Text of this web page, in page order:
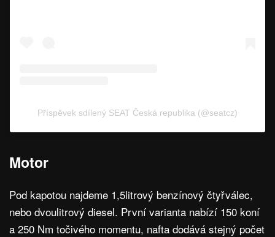
Příspěvek sdílený SEAT Česká republika (@seatcz)
Motor
Pod kapotou najdeme 1,5litrový benzínový čtyřválec,
nebo dvoulitrový diesel. První varianta nabízí 150 koní
a 250 Nm točivého momentu, nafta dodává stejný počet